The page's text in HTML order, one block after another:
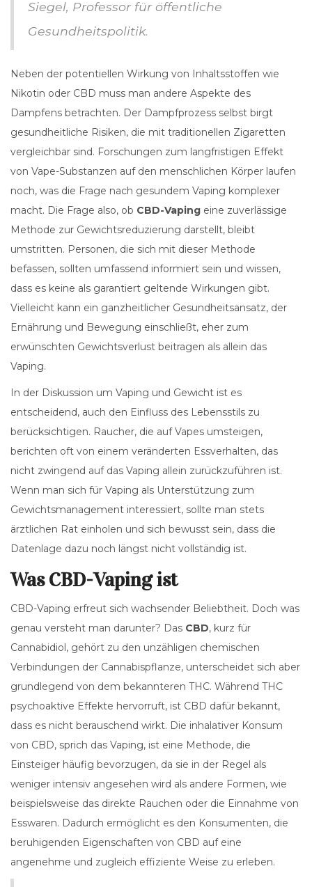
Siegel, Professor für öffentliche
Gesundheitspolitik.
Neben der potentiellen Wirkung von Inhaltsstoffen wie
Nikotin oder CBD muss man andere Aspekte des
Dampfens betrachten. Der Dampfprozess selbst birgt
gesundheitliche Risiken, die mit traditionellen Zigaretten
vergleichbar sind. Forschungen zum langfristigen Effekt
von Vape-Substanzen auf den menschlichen Körper laufen
noch, was die Frage nach gesundem Vaping komplexer
macht. Die Frage also, ob CBD-Vaping eine zuverlässige
Methode zur Gewichtsreduzierung darstellt, bleibt
umstritten. Personen, die sich mit dieser Methode
befassen, sollten umfassend informiert sein und wissen,
dass es keine als garantiert geltende Wirkungen gibt.
Vielleicht kann ein ganzheitlicher Gesundheitsansatz, der
Ernährung und Bewegung einschließt, eher zum
erwünschten Gewichtsverlust beitragen als allein das
Vaping.
In der Diskussion um Vaping und Gewicht ist es
entscheidend, auch den Einfluss des Lebensstils zu
berücksichtigen. Raucher, die auf Vapes umsteigen,
berichten oft von einem veränderten Essverhalten, das
nicht zwingend auf das Vaping allein zurückzuführen ist.
Wenn man sich für Vaping als Unterstützung zum
Gewichtsmanagement interessiert, sollte man stets
ärztlichen Rat einholen und sich bewusst sein, dass die
Datenlage dazu noch längst nicht vollständig ist.
Was CBD-Vaping ist
CBD-Vaping erfreut sich wachsender Beliebtheit. Doch was
genau versteht man darunter? Das CBD, kurz für
Cannabidiol, gehört zu den unzähligen chemischen
Verbindungen der Cannabispflanze, unterscheidet sich aber
grundlegend von dem bekannteren THC. Während THC
psychoaktive Effekte hervorruft, ist CBD dafür bekannt,
dass es nicht berauschend wirkt. Die inhalativer Konsum
von CBD, sprich das Vaping, ist eine Methode, die
Einsteiger häufig bevorzugen, da sie in der Regel als
weniger intensiv angesehen wird als andere Formen, wie
beispielsweise das direkte Rauchen oder die Einnahme von
Esswaren. Dadurch ermöglicht es den Konsumenten, die
beruhigenden Eigenschaften von CBD auf eine
angenehme und zugleich effiziente Weise zu erleben.